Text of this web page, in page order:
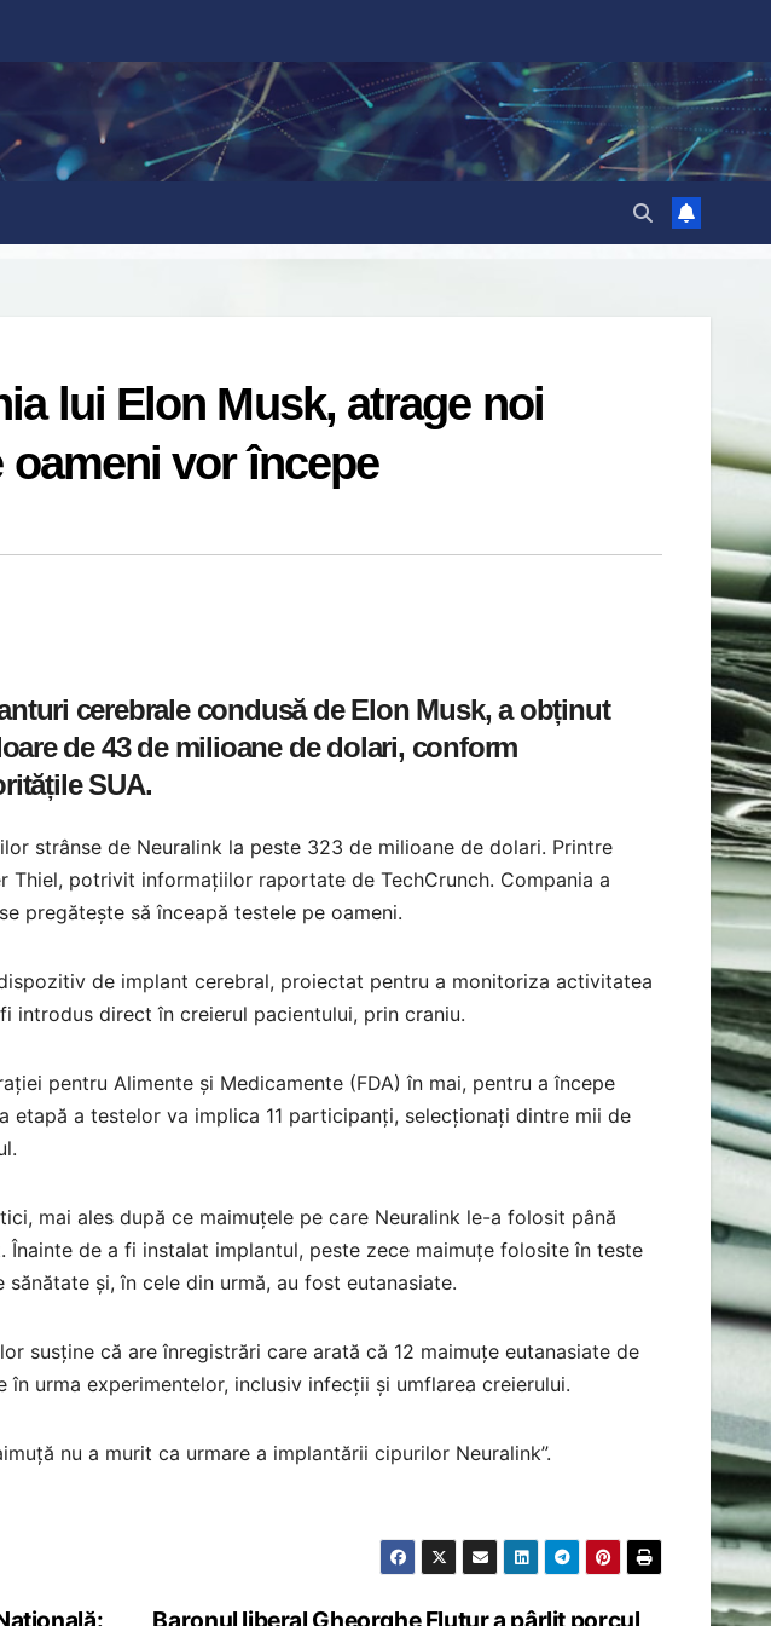
lui Elon Musk, atrage noi
oameni vor începe
cerebrale condusă de Elon Musk, a obținut
de 43 de milioane de dolari, conform
SUA.
strânse de Neuralink la peste 323 de milioane de dolari. Printre
Thiel, potrivit informațiilor raportate de TechCrunch. Compania a
pregătește să înceapă testele pe oameni.
de implant cerebral, proiectat pentru a monitoriza activitatea
introdus direct în creierul pacientului, prin craniu.
pentru Alimente și Medicamente (FDA) în mai, pentru a începe
etapă a testelor va implica 11 participanți, selecționați dintre mii de
mai ales după ce maimuțele pe care Neuralink le-a folosit până
de a fi instalat implantul, peste zece maimuțe folosite în teste
și, în cele din urmă, au fost eutanasiate.
susține că are înregistrări care arată că 12 maimuțe eutanasiate de
urma experimentelor, inclusiv infecții și umflarea creierului.
nu a murit ca urmare a implantării cipurilor Neuralink”.
Baronul liberal Gheorghe Flutur a pârlit porcul